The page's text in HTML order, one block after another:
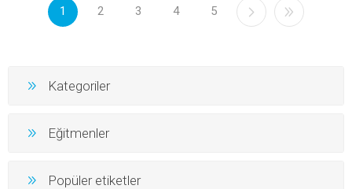
1 2 3 4 5
Kategoriler
Eğitmenler
Popüler etiketler